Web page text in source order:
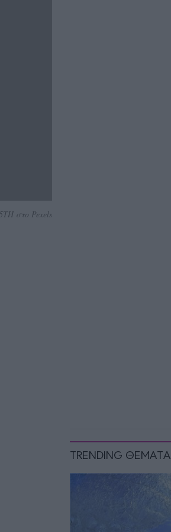
TRENDING ΘΕΜΑΤΑ
στο Pexels